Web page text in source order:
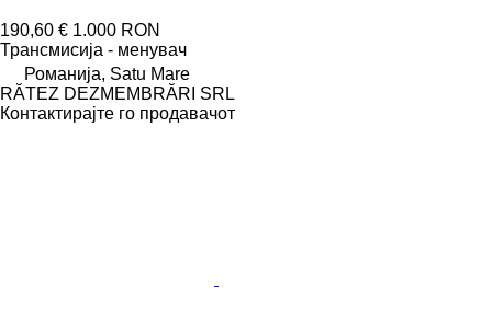
190,60 € 1.000 RON
Трансмисија - менувач
Романија, Satu Mare
RĂTEZ DEZMEMBRĂRI SRL
Контактирајте го продавачот